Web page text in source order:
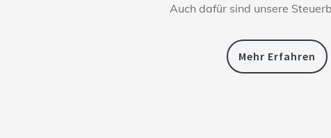
Auch dafür sind unsere
Mehr Erfahren